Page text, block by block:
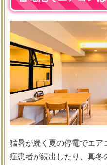
猛暑が続く夏の停電でエア
症患者が続出したり、真冬